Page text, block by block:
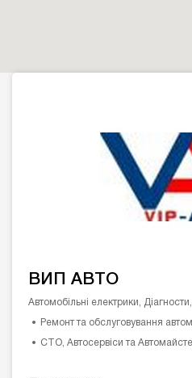
ВИП АВТО
Автомобільні електрики,
Ремонт та обслуговування
СТО, Автосервіси та